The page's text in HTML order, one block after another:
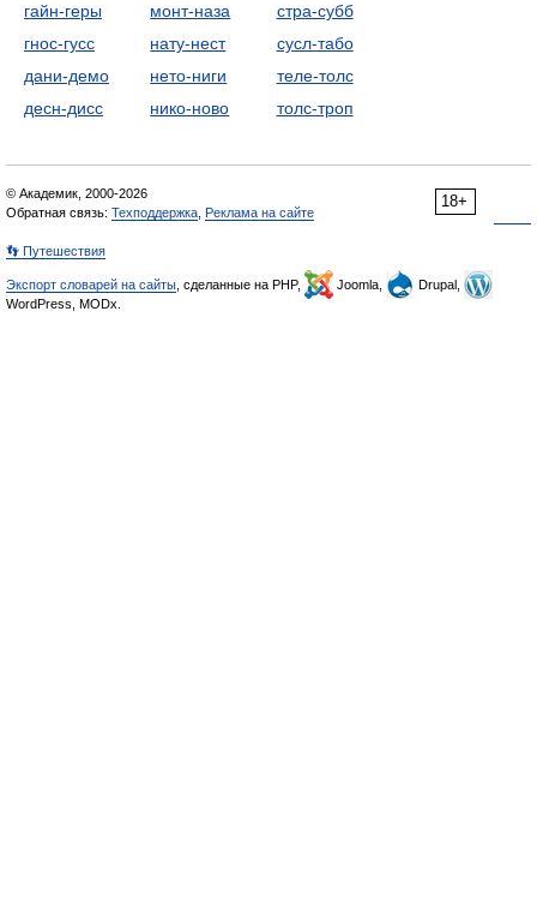
гайн-геры
гнос-гусс
дани-демо
десн-дисс
монт-наза
нату-нест
нето-ниги
нико-ново
стра-субб
сусл-табо
теле-толс
толс-троп
18+
© Академик, 2000-2026
Обратная связь: Техподдержка Реклама на сайте
👣 Путешествия
Экспорт словарей на сайты , сделанные на PHP, Joomla,
Drupal,
WordPress, MODx.